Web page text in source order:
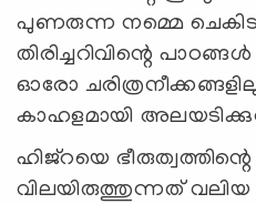
പുണരുന്ന നമ്മെ
തിരിച്ചറിവിന്റെ
ഓരോ
കാഹളമായി
ഹിജ്‌റയെ ഭീരുത്വത്തിന്റെ
വിലയിരുത്തുന്നത്